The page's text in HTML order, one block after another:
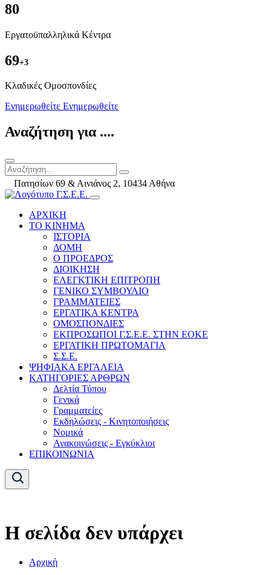
80
Εργατοϋπαλληλικά Κέντρα
69+3
Kλαδικές Ομοσπονδίες
Ενημερωθείτε Ενημερωθείτε
Αναζήτηση για ....
Πατησίων 69 & Αινιάνος 2, 10434 Αθήνα
ΑΡΧΙΚΗ
ΤΟ ΚΙΝΗΜΑ
ΙΣΤΟΡΙΑ
ΔΟΜΗ
Ο ΠΡΟΕΔΡΟΣ
ΔΙΟΙΚΗΣΗ
ΕΛΕΓΚΤΙΚΗ ΕΠΙΤΡΟΠΗ
ΓΕΝΙΚΟ ΣΥΜΒΟΥΛΙΟ
ΓΡΑΜΜΑΤΕΙΕΣ
ΕΡΓΑΤΙΚΑ ΚΕΝΤΡΑ
ΟΜΟΣΠΟΝΔΙΕΣ
ΕΚΠΡΟΣΩΠΟΙ Γ.Σ.Ε.Ε. ΣΤΗΝ ΕΟΚΕ
ΕΡΓΑΤΙΚΗ ΠΡΩΤΟΜΑΓΙΑ
Σ.Σ.Ε.
ΨΗΦΙΑΚΑ ΕΡΓΑΛΕΙΑ
ΚΑΤΗΓΟΡΙΕΣ ΑΡΘΡΩΝ
Δελτία Τύπου
Γενικά
Γραμματείες
Εκδηλώσεις - Κινητοποιήσεις
Νομικά
Ανακοινώσεις - Εγκύκλιοι
ΕΠΙΚΟΙΝΩΝΙΑ
Η σελίδα δεν υπάρχει
Αρχική